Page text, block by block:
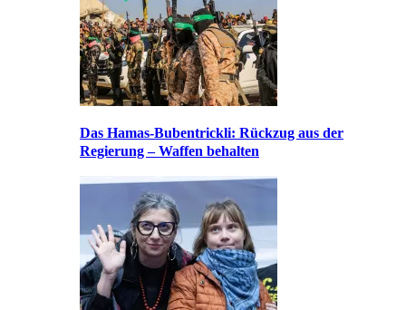
Das Hamas-Bubentrickli: Rückzug aus der
Regierung – Waffen behalten